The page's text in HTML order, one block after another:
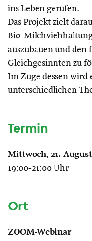
ins Leben gerufen.
Das Projekt zielt
Bio-
auszubauen und den
Gleichgesinnten zu
Im Zuge dessen wird
unterschiedlichen
Termin
Mittwoch, 21.
19:00-21:00 Uhr
Ort
ZOOM-Webinar